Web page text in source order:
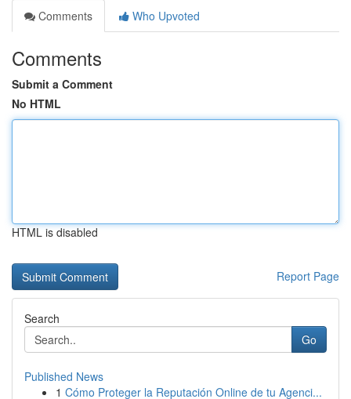
Comments
Who Upvoted
Comments
Submit a Comment
No HTML
HTML is disabled
Report Page
Search
Go
Published News
1 Cómo Proteger la Reputación Online de tu Agenci...